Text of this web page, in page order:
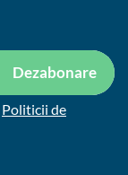
Dezabonare
Politicii de